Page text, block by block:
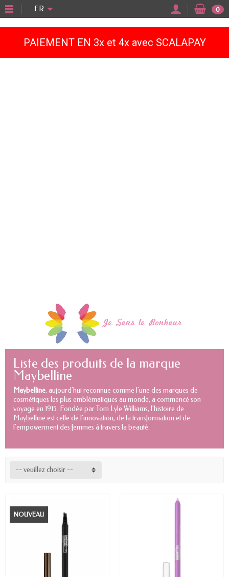
PAIEMENT EN 3x et 4x avec SCALAPAY
FR 0
Liste des produits de la marque
Maybelline
Maybelline, aujourd'hui reconnue comme l'une des marques de
cosmétiques les plus emblématiques au monde, a commencé son
voyage en 1915. Fondée par Tom Lyle Williams, l'histoire de
Maybelline est celle de l'innovation, de la transformation et de
l'empowerment des femmes à travers la beauté.
-- veuillez choisir --
NOUVEAU